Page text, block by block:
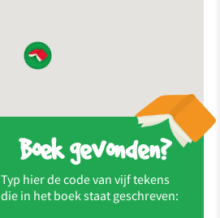
Boek gevonden?
Typ hier de code van vijf tekens
die in het boek staat geschreven: